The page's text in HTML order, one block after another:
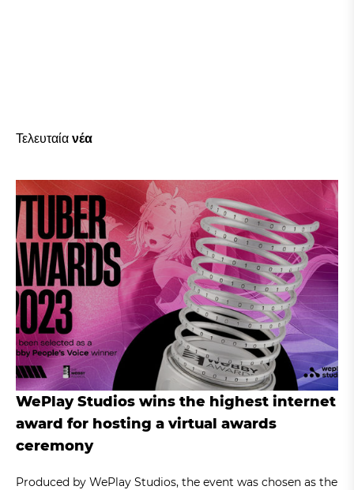
Τελευταία νέα
WePlay Studios wins the highest internet
award for hosting a virtual awards
ceremony
Produced by WePlay Studios, the event was chosen as the